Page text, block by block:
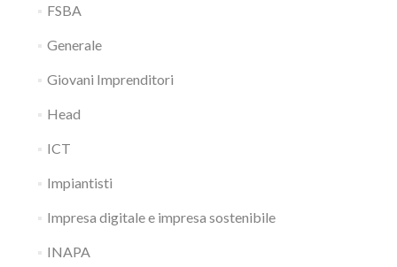
FSBA
Generale
Giovani Imprenditori
Head
ICT
Impiantisti
Impresa digitale e impresa sostenibile
INAPA